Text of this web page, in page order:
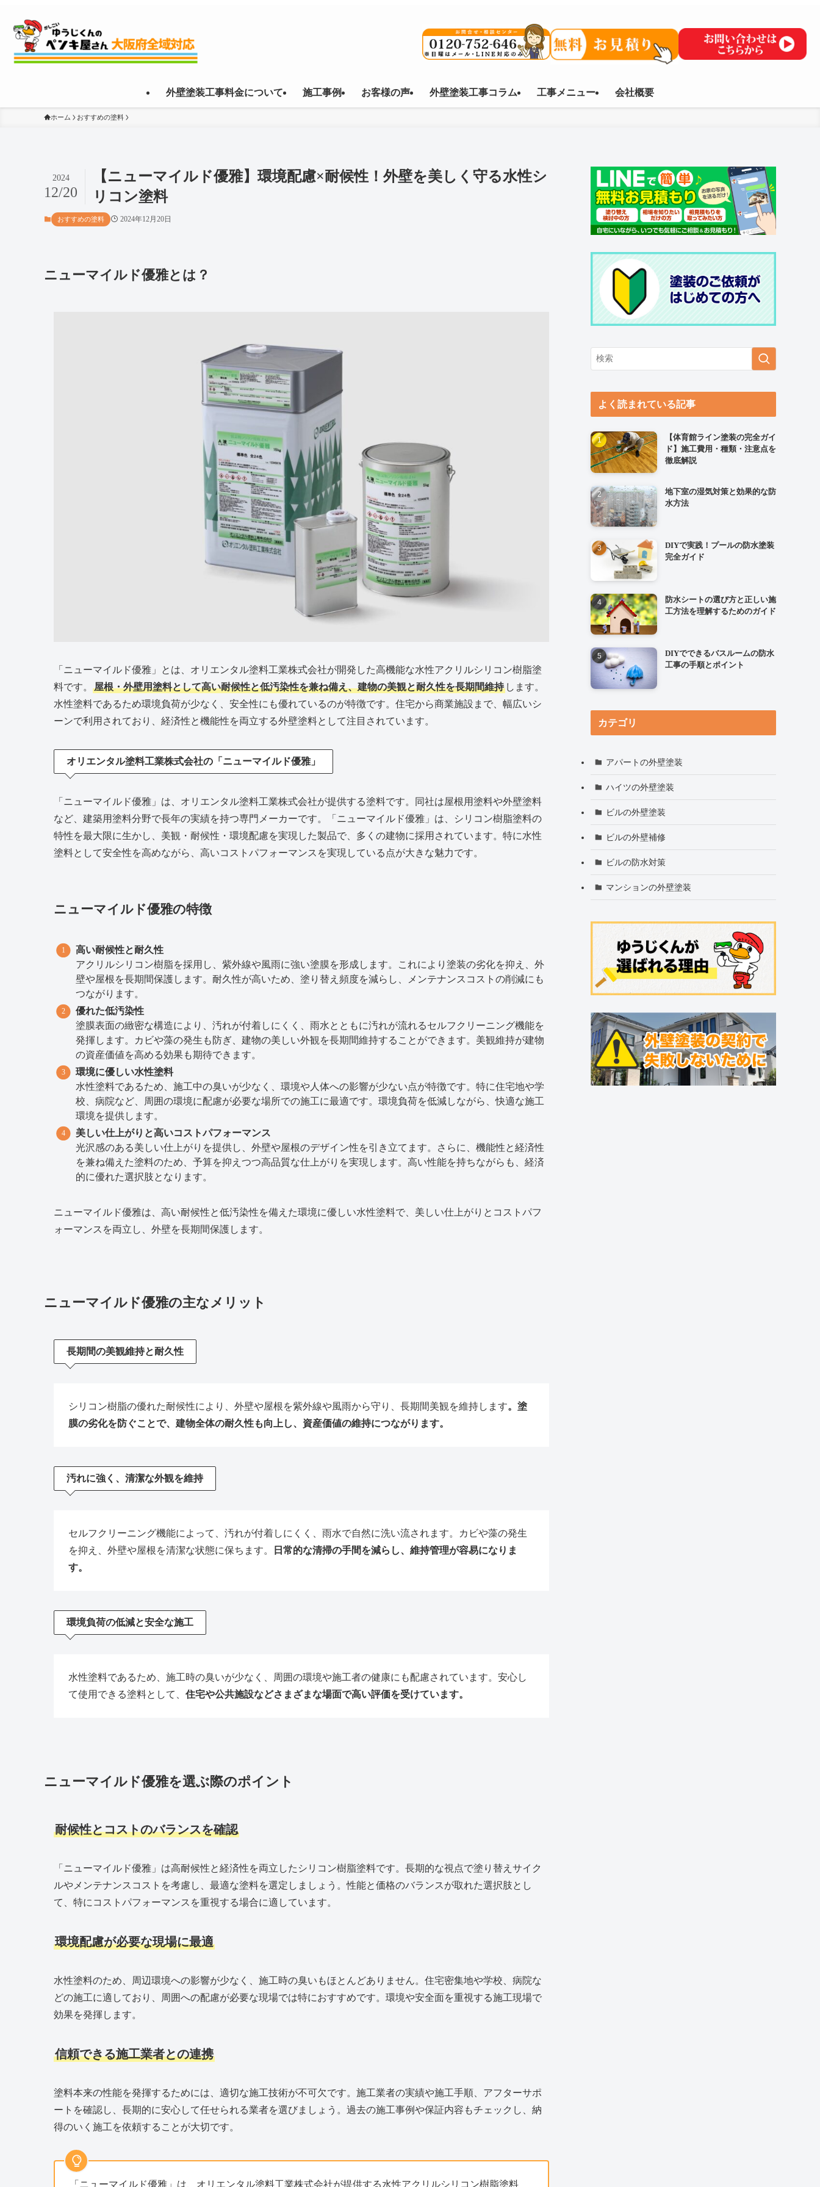
外壁塗装工事料金について 施工事例 お客様の声 外壁塗装工事コラム 工事メニュー 会社概要
ホーム おすすめの塗料
【ニューマイルド優雅】環境配慮×耐候性！外壁を美しく守る水性シ
リコン塗料
2024
12/20
おすすめの塗料 2024年12月20日
ニューマイルド優雅とは？
「ニューマイルド優雅」とは、オリエンタル塗料工業株式会社が開発した高機能な水性アクリルシリコン樹脂塗
料です。
屋根・外壁用塗料として高い耐候性と低汚染性を兼ね備え、建物の美観と耐久性を長期間維持 します。
水性塗料であるため環境負荷が少なく、安全性にも優れているのが特徴です。住宅から商業施設まで、幅広いシ
ーンで利用されており、経済性と機能性を両立する外壁塗料として注目されています。
オリエンタル塗料工業株式会社の「ニューマイルド優雅」
「ニューマイルド優雅」は、オリエンタル塗料工業株式会社が提供する塗料です。同社は屋根用塗料や外壁塗料
など、建築用塗料分野で長年の実績を持つ専門メーカーです。「ニューマイルド優雅」は、シリコン樹脂塗料の
特性を最大限に生かし、美観・耐候性・環境配慮を実現した製品で、多くの建物に採用されています。特に水性
塗料として安全性を高めながら、高いコストパフォーマンスを実現している点が大きな魅力です。
ニューマイルド優雅の特徴
高い耐候性と耐久性
アクリルシリコン樹脂を採用し、紫外線や風雨に強い塗膜を形成します。これにより塗装の劣化を抑え、外
壁や屋根を長期間保護します。耐久性が高いため、塗り替え頻度を減らし、メンテナンスコストの削減にも
つながります。
優れた低汚染性
塗膜表面の緻密な構造により、汚れが付着しにくく、雨水とともに汚れが流れるセルフクリーニング機能を
発揮します。カビや藻の発生も防ぎ、建物の美しい外観を長期間維持することができます。美観維持が建物
の資産価値を高める効果も期待できます。
環境に優しい水性塗料
水性塗料であるため、施工中の臭いが少なく、環境や人体への影響が少ない点が特徴です。特に住宅地や学
校、病院など、周囲の環境に配慮が必要な場所での施工に最適です。環境負荷を低減しながら、快適な施工
環境を提供します。
美しい仕上がりと高いコストパフォーマンス
光沢感のある美しい仕上がりを提供し、外壁や屋根のデザイン性を引き立てます。さらに、機能性と経済性
を兼ね備えた塗料のため、予算を抑えつつ高品質な仕上がりを実現します。高い性能を持ちながらも、経済
的に優れた選択肢となります。
ニューマイルド優雅は、高い耐候性と低汚染性を備えた環境に優しい水性塗料で、美しい仕上がりとコストパフ
ォーマンスを両立し、外壁を長期間保護します。
ニューマイルド優雅の主なメリット
長期間の美観維持と耐久性
シリコン樹脂の優れた耐候性により、外壁や屋根を紫外線や風雨から守り、長期間美観を維持します。塗
膜の劣化を防ぐことで、建物全体の耐久性も向上し、資産価値の維持につながります。
汚れに強く、清潔な外観を維持
セルフクリーニング機能によって、汚れが付着しにくく、雨水で自然に洗い流されます。カビや藻の発生
を抑え、外壁や屋根を清潔な状態に保ちます。
日常的な清掃の手間を減らし、維持管理が容易になりま
す。
環境負荷の低減と安全な施工
水性塗料であるため、施工時の臭いが少なく、周囲の環境や施工者の健康にも配慮されています。安心し
て使用できる塗料として、 住宅や公共施設などさまざまな場面で高い評価を受けています。
ニューマイルド優雅を選ぶ際のポイント
耐候性とコストのバランスを確認
「ニューマイルド優雅」は高耐候性と経済性を両立したシリコン樹脂塗料です。長期的な視点で塗り替えサイク
ルやメンテナンスコストを考慮し、最適な塗料を選定しましょう。性能と価格のバランスが取れた選択肢とし
て、特にコストパフォーマンスを重視する場合に適しています。
環境配慮が必要な現場に最適
水性塗料のため、周辺環境への影響が少なく、施工時の臭いもほとんどありません。住宅密集地や学校、病院な
どの施工に適しており、周囲への配慮が必要な現場では特におすすめです。環境や安全面を重視する施工現場で
効果を発揮します。
信頼できる施工業者との連携
塗料本来の性能を発揮するためには、適切な施工技術が不可欠です。施工業者の実績や施工手順、アフターサポ
ートを確認し、長期的に安心して任せられる業者を選びましょう。過去の施工事例や保証内容もチェックし、納
得のいく施工を依頼することが大切です。
「ニューマイルド優雅」は、オリエンタル塗料工業株式会社が提供する水性アクリルシリコン樹脂塗料
よく読まれている記事
【体育館ライン塗装の完全ガイ
ド】施工費用・種類・注意点を
徹底解説
地下室の湿気対策と効果的な防
水方法
DIYで実践！プールの防水塗装
完全ガイド
防水シートの選び方と正しい施
工方法を理解するためのガイド
DIYでできるバスルームの防水
工事の手順とポイント
カテゴリ
アパートの外壁塗装
ハイツの外壁塗装
ビルの外壁塗装
ビルの外壁補修
ビルの防水対策
マンションの外壁塗装